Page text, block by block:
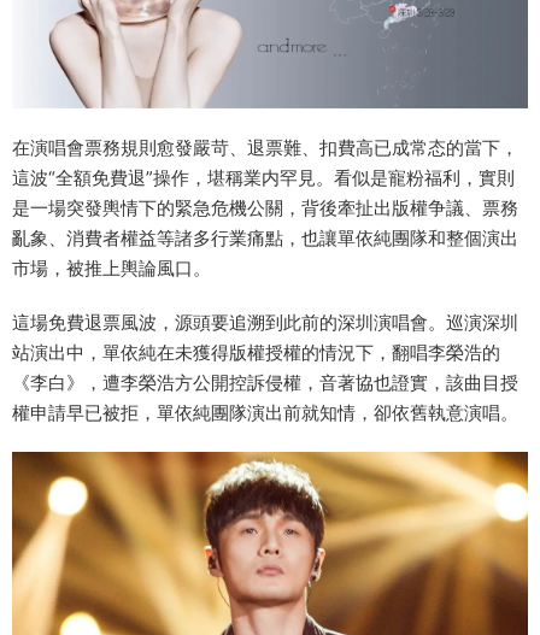
在演唱會票務規則愈發嚴苛、退票難、扣費高已成常态的當下，
這波“全額免費退”操作，堪稱業内罕見。看似是寵粉福利，實則
是一場突發輿情下的緊急危機公關，背後牽扯出版權争議、票務
亂象、消費者權益等諸多行業痛點，也讓單依純團隊和整個演出
市場，被推上輿論風口。
這場免費退票風波，源頭要追溯到此前的深圳演唱會。巡演深圳
站演出中，單依純在未獲得版權授權的情況下，翻唱李榮浩的
《李白》，遭李榮浩方公開控訴侵權，音著協也證實，該曲目授
權申請早已被拒，單依純團隊演出前就知情，卻依舊執意演唱。